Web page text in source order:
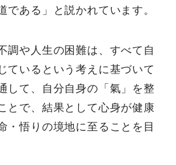
である」と説かれています。
調や人生の困難は、すべて自
ているという考えに基づいて
して、自分自身の「氣」を整
とで、結果として心身が健康
・悟りの境地に至ることを目